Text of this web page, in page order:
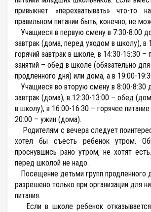
привыкнет «перехватывать» что-то
правильном питании быть, конечно, не
Учащиеся в первую смену в 7:30-8:00
завтрак (дома, перед уходом в школу), в
горячий завтрак в школе, в 14:30-15:30 –
занятий – обед в школе (обязательно
продленного дня) или дома, а в 19:00-
Учащиеся во вторую смену в 8:00-8:30
завтрак (дома), в 12:30-13:00 – обед
в школу), в 16:00-16:30 – горячее
20:00 – ужин (дома).
Родителям с вечера следует
хотел бы съесть ребенок утром.
проснувшись рано утром, не хотят
перед школой не надо.
Посещение детьми групп продленного
разрешено только при организации для
питания.
Если в школе ребенок